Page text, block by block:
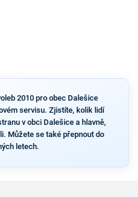
2010 pro obec Dalešice
servisu. Zjistíte, kolik lidí
v obci Dalešice a hlavně,
Můžete se také přepnout do
letech.